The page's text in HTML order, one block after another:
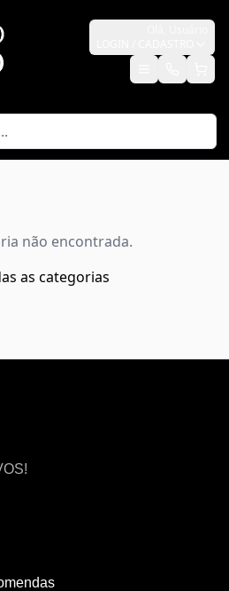
não encontrada.
as categorias